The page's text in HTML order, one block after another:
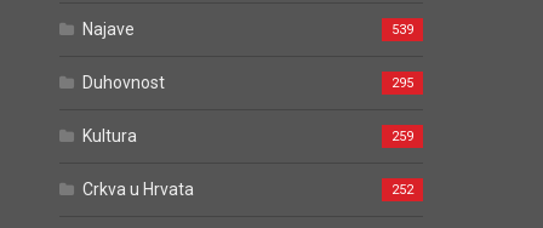
Najave 539
Duhovnost 295
Kultura 259
Crkva u Hrvata 252